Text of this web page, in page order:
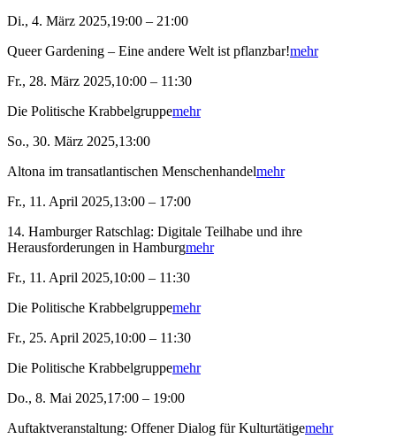
Di., 4. März 2025,19:00 – 21:00
Queer Gardening – Eine andere Welt ist pflanzbar!mehr
Fr., 28. März 2025,10:00 – 11:30
Die Politische Krabbelgruppemehr
So., 30. März 2025,13:00
Altona im transatlantischen Menschenhandelmehr
Fr., 11. April 2025,13:00 – 17:00
14. Hamburger Ratschlag: Digitale Teilhabe und ihre
Herausforderungen in Hamburgmehr
Fr., 11. April 2025,10:00 – 11:30
Die Politische Krabbelgruppemehr
Fr., 25. April 2025,10:00 – 11:30
Die Politische Krabbelgruppemehr
Do., 8. Mai 2025,17:00 – 19:00
Auftaktveranstaltung: Offener Dialog für Kulturtätigemehr